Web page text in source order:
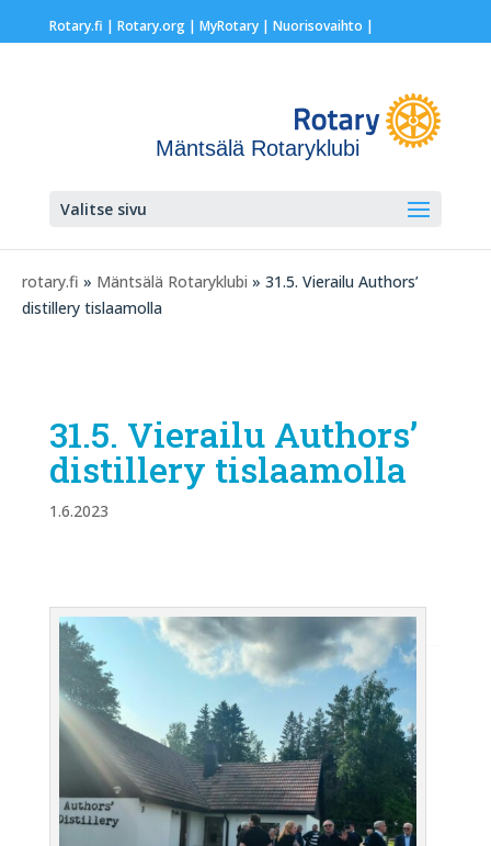
Rotary.fi | Rotary.org| MyRotary | Nuorisovaihto |
Mäntsälä Rotaryklubi
Valitse sivu
rotary.fi » Mäntsälä Rotaryklubi » 31.5. Vierailu Authors’
distillery tislaamolla
31.5. Vierailu Authors’
distillery tislaamolla
1.6.2023